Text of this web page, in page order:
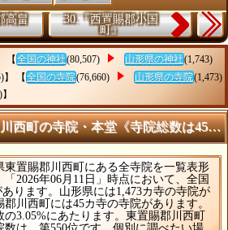
高畠
30.『西置賜郡小国
町』
【 全国の神社(80,507) 山形県の神社(1,743)
】 【 全国の寺院(76,660) 山形県の寺院(1,473)
西町の寺院・本堂《寺院総数は45カ
東置賜郡川西町にある全寺院を一覧表形
2026年06月11日」時点において、全国
ります。山形県には1,473カ寺の寺院が
川西町には45カ寺の寺院があります。
3.05%にあたります。東置賜郡川西町